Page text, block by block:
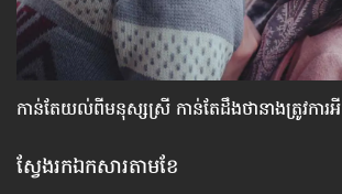
កាន់តែ​យល់​ពី​មនុស្សស្រី កាន់​តែ​ដឹង​ថា​នាង​ត្រូវ​ការ​អី
ស្វែងរកឯកសារតាមខែ